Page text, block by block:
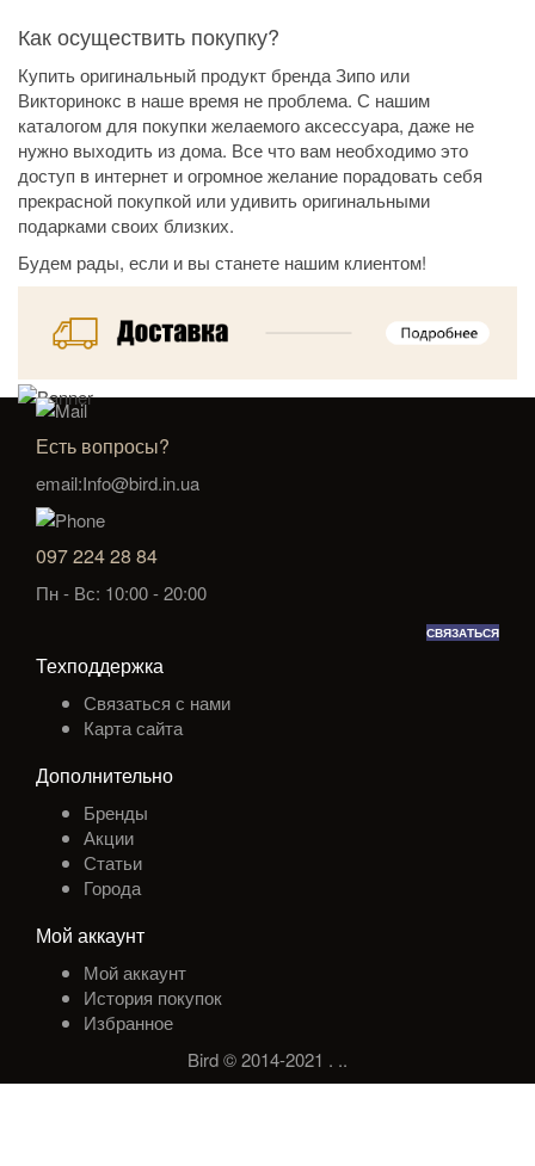
Как осуществить покупку?
Купить оригинальный продукт бренда Зипо или
Викторинокс в наше время не проблема. С нашим
каталогом для покупки желаемого аксессуара, даже не
нужно выходить из дома. Все что вам необходимо это
доступ в интернет и огромное желание порадовать себя
прекрасной покупкой или удивить оригинальными
подарками своих близких.
Будем рады, если и вы станете нашим клиентом!
Есть вопросы?
email:Info@bird.in.ua
097 224 28 84
Пн - Вс: 10:00 - 20:00
СВЯЗАТЬСЯ
Техподдержка
Связаться с нами
Карта сайта
Дополнительно
Бренды
Акции
Статьи
Города
Мой аккаунт
Мой аккаунт
История покупок
Избранное
Bird © 2014-2021 . ..